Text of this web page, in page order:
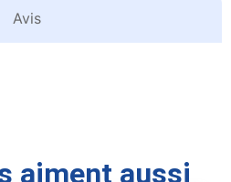
Avis
aiment aussi